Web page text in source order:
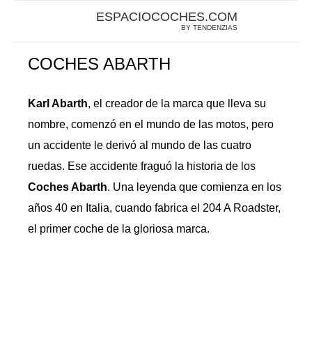
ESPACIOCOCHES.COM
BY TENDENZIAS
COCHES ABARTH
Karl Abarth, el creador de la marca que lleva su
nombre, comenzó en el mundo de las motos, pero
un accidente le derivó al mundo de las cuatro
ruedas. Ese accidente fraguó la historia de los
Coches Abarth. Una leyenda que comienza en los
años 40 en Italia, cuando fabrica el 204 A Roadster,
el primer coche de la gloriosa marca.